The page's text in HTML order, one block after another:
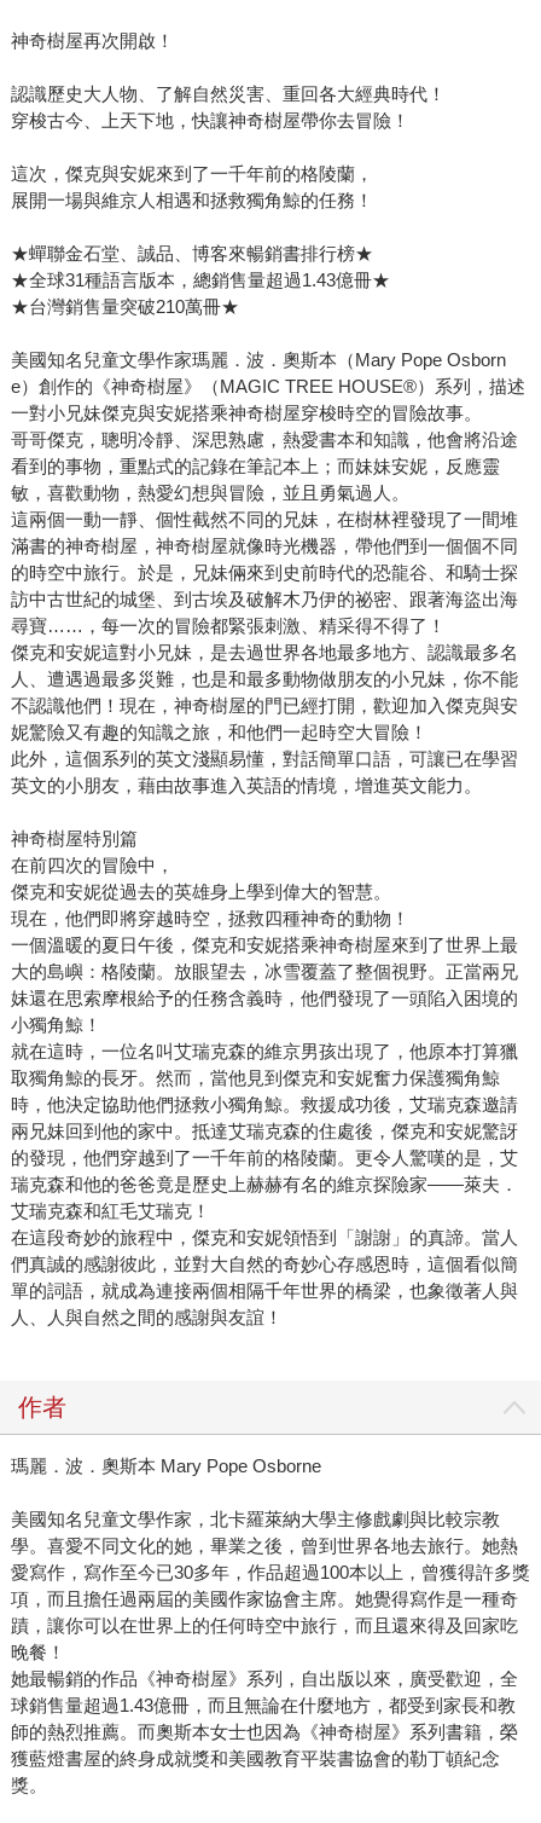
神奇樹屋再次開啟！
認識歷史大人物、了解自然災害、重回各大經典時代！
穿梭古今、上天下地，快讓神奇樹屋帶你去冒險！
這次，傑克與安妮來到了一千年前的格陵蘭，
展開一場與維京人相遇和拯救獨角鯨的任務！
★蟬聯金石堂、誠品、博客來暢銷書排行榜★
★全球31種語言版本，總銷售量超過1.43億冊★
★台灣銷售量突破210萬冊★
美國知名兒童文學作家瑪麗．波．奧斯本（Mary Pope Osborn
e）創作的《神奇樹屋》（MAGIC TREE HOUSE®）系列，描述
一對小兄妹傑克與安妮搭乘神奇樹屋穿梭時空的冒險故事。
哥哥傑克，聰明冷靜、深思熟慮，熱愛書本和知識，他會將沿途
看到的事物，重點式的記錄在筆記本上；而妹妹安妮，反應靈
敏，喜歡動物，熱愛幻想與冒險，並且勇氣過人。
這兩個一動一靜、個性截然不同的兄妹，在樹林裡發現了一間堆
滿書的神奇樹屋，神奇樹屋就像時光機器，帶他們到一個個不同
的時空中旅行。於是，兄妹倆來到史前時代的恐龍谷、和騎士探
訪中古世紀的城堡、到古埃及破解木乃伊的祕密、跟著海盜出海
尋寶……，每一次的冒險都緊張刺激、精采得不得了！
傑克和安妮這對小兄妹，是去過世界各地最多地方、認識最多名
人、遭遇過最多災難，也是和最多動物做朋友的小兄妹，你不能
不認識他們！現在，神奇樹屋的門已經打開，歡迎加入傑克與安
妮驚險又有趣的知識之旅，和他們一起時空大冒險！
此外，這個系列的英文淺顯易懂，對話簡單口語，可讓已在學習
英文的小朋友，藉由故事進入英語的情境，增進英文能力。
神奇樹屋特別篇
在前四次的冒險中，
傑克和安妮從過去的英雄身上學到偉大的智慧。
現在，他們即將穿越時空，拯救四種神奇的動物！
一個溫暖的夏日午後，傑克和安妮搭乘神奇樹屋來到了世界上最
大的島嶼：格陵蘭。放眼望去，冰雪覆蓋了整個視野。正當兩兄
妹還在思索摩根給予的任務含義時，他們發現了一頭陷入困境的
小獨角鯨！
就在這時，一位名叫艾瑞克森的維京男孩出現了，他原本打算獵
取獨角鯨的長牙。然而，當他見到傑克和安妮奮力保護獨角鯨
時，他決定協助他們拯救小獨角鯨。救援成功後，艾瑞克森邀請
兩兄妹回到他的家中。抵達艾瑞克森的住處後，傑克和安妮驚訝
的發現，他們穿越到了一千年前的格陵蘭。更令人驚嘆的是，艾
瑞克森和他的爸爸竟是歷史上赫赫有名的維京探險家——萊夫．
艾瑞克森和紅毛艾瑞克！
在這段奇妙的旅程中，傑克和安妮領悟到「謝謝」的真諦。當人
們真誠的感謝彼此，並對大自然的奇妙心存感恩時，這個看似簡
單的詞語，就成為連接兩個相隔千年世界的橋梁，也象徵著人與
人、人與自然之間的感謝與友誼！
作者
瑪麗．波．奧斯本 Mary Pope Osborne
美國知名兒童文學作家，北卡羅萊納大學主修戲劇與比較宗教
學。喜愛不同文化的她，畢業之後，曾到世界各地去旅行。她熱
愛寫作，寫作至今已30多年，作品超過100本以上，曾獲得許多獎
項，而且擔任過兩屆的美國作家協會主席。她覺得寫作是一種奇
蹟，讓你可以在世界上的任何時空中旅行，而且還來得及回家吃
晚餐！
她最暢銷的作品《神奇樹屋》系列，自出版以來，廣受歡迎，全
球銷售量超過1.43億冊，而且無論在什麼地方，都受到家長和教
師的熱烈推薦。而奧斯本女士也因為《神奇樹屋》系列書籍，榮
獲藍燈書屋的終身成就獎和美國教育平裝書協會的勒丁頓紀念
獎。